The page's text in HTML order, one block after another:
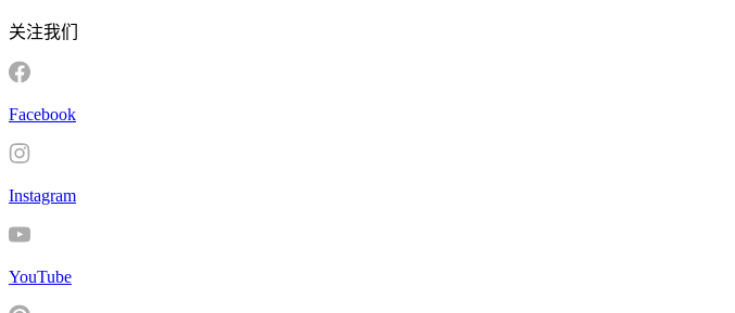
关注我们
Facebook
Instagram
YouTube